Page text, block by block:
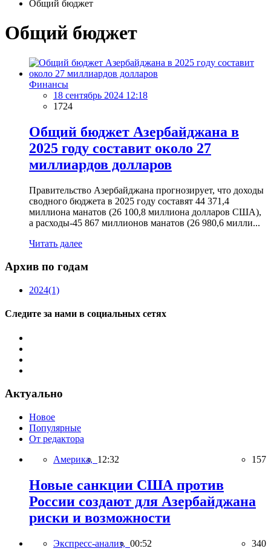
Общий бюджет
Общий бюджет
Финансы
18 сентябрь 2024 12:18
1724
Общий бюджет Азербайджана в
2025 году составит около 27
миллиардов долларов
Правительство Азербайджана прогнозирует, что доходы
сводного бюджета в 2025 году составят 44 371,4
миллиона манатов (26 100,8 миллиона долларов США),
а расходы-45 867 миллионов манатов (26 980,6 милли...
Читать далее
Архив по годам
2024(1)
Следите за нами в социальных сетях
Актуально
Новое
Популярные
От редактора
Америка, 12:32 157
Новые санкции США против
России создают для Азербайджана
риски и возможности
Экспресс-анализ, 00:52 340